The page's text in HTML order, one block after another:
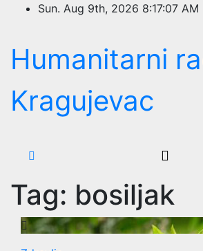
Sun. Aug 9th, 2026 8:17:08 AM
Humanitarni
Kragujevac
Tag: bosiljak